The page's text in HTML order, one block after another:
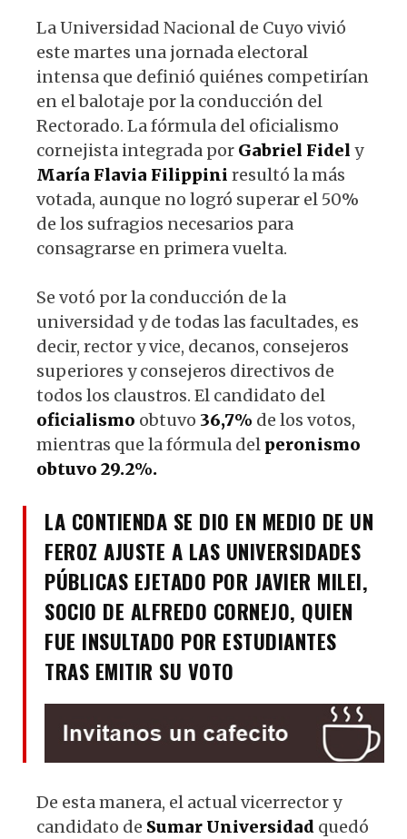
La Universidad Nacional de Cuyo vivió
este martes una jornada electoral
intensa que definió quiénes competirían
en el balotaje por la conducción del
Rectorado. La fórmula del oficialismo
cornejista integrada por Gabriel Fidel y
María Flavia Filippini resultó la más
votada, aunque no logró superar el 50%
de los sufragios necesarios para
consagrarse en primera vuelta.
Se votó por la conducción de la
universidad y de todas las facultades, es
decir, rector y vice, decanos, consejeros
superiores y consejeros directivos de
todos los claustros. El candidato del
oficialismo obtuvo 36,7% de los votos,
mientras que la fórmula del peronismo
obtuvo 29.2%.
LA CONTIENDA SE DIO EN MEDIO DE UN
FEROZ AJUSTE A LAS UNIVERSIDADES
PÚBLICAS EJETADO POR JAVIER MILEI,
SOCIO DE ALFREDO CORNEJO, QUIEN
FUE INSULTADO POR ESTUDIANTES
TRAS EMITIR SU VOTO
De esta manera, el actual vicerrector y
candidato de Sumar Universidad quedó